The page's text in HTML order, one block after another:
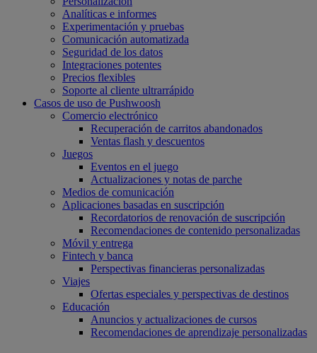
Analíticas e informes
Experimentación y pruebas
Comunicación automatizada
Seguridad de los datos
Integraciones potentes
Precios flexibles
Soporte al cliente ultrarrápido
Casos de uso de Pushwoosh
Comercio electrónico
Recuperación de carritos abandonados
Ventas flash y descuentos
Juegos
Eventos en el juego
Actualizaciones y notas de parche
Medios de comunicación
Aplicaciones basadas en suscripción
Recordatorios de renovación de suscripción
Recomendaciones de contenido personalizadas
Móvil y entrega
Fintech y banca
Perspectivas financieras personalizadas
Viajes
Ofertas especiales y perspectivas de destinos
Educación
Anuncios y actualizaciones de cursos
Recomendaciones de aprendizaje personalizadas